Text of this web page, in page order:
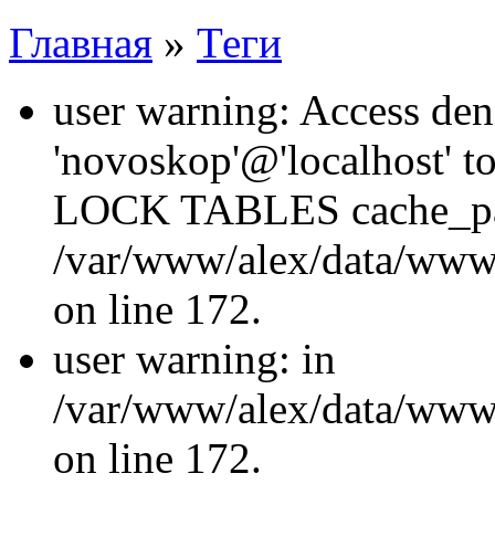
Главная » Теги
user warning: Access
'novoskop'@'localhost'
LOCK TABLES
/var/www/alex/data/
on line 172.
user warning: in
/var/www/alex/data/
on line 172.